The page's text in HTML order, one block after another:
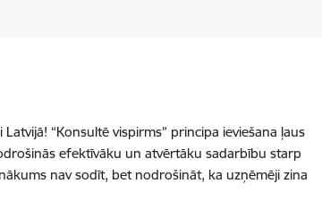
“Konsultē vispirms” principa ieviešana ļaus
efektīvāku un atvērtāku sadarbību starp
nav sodīt, bet nodrošināt, ka uzņēmēji zina